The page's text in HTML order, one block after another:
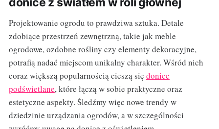
Projektowanie ogrodu to prawdziwa sztuka. Detale
zdobiące przestrzeń zewnętrzną, takie jak meble
ogrodowe, ozdobne rośliny czy elementy dekoracyjne,
potrafią nadać miejscom unikalny charakter. Wśród nich
coraz większą popularnością cieszą się donice
podświetlane, które łączą w sobie praktyczne oraz
estetyczne aspekty. Śledźmy więc nowe trendy w
dziedzinie urządzania ogrodów, a w szczególności